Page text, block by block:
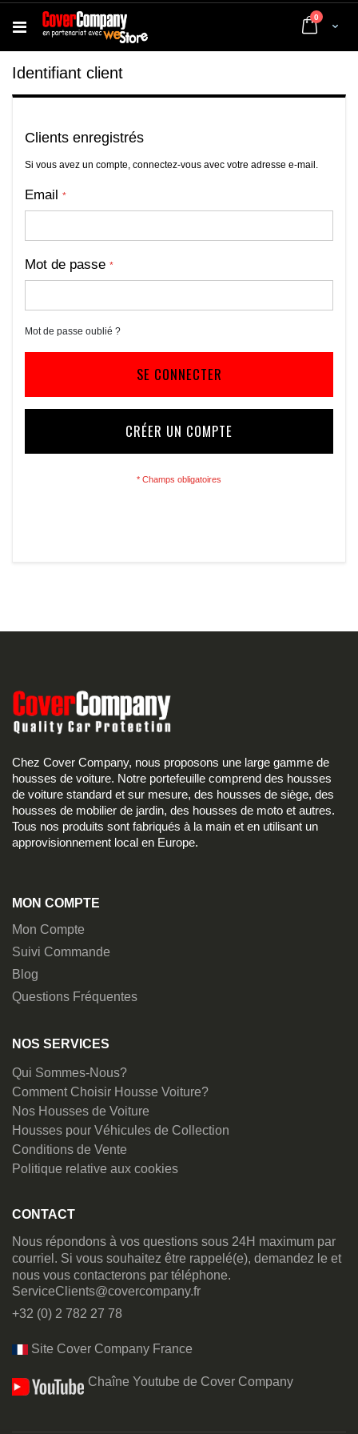
Cart
0 articles
Identifiant client
Clients enregistrés
Si vous avez un compte, connectez-vous avec votre adresse e-mail.
Email
Mot de passe
Mot de passe oublié ?
SE CONNECTER
CRÉER UN COMPTE
Chez Cover Company, nous proposons une large gamme de
housses de voiture. Notre portefeuille comprend des housses
de voiture standard et sur mesure, des housses de siège, des
housses de mobilier de jardin, des housses de moto et autres.
Tous nos produits sont fabriqués à la main et en utilisant un
approvisionnement local en Europe.
MON COMPTE
Mon Compte
Suivi Commande
Blog
Questions Fréquentes
NOS SERVICES
Qui Sommes-Nous?
Comment Choisir Housse Voiture?
Nos Housses de Voiture
Housses pour Véhicules de Collection
Conditions de Vente
Politique relative aux cookies
CONTACT
Nous répondons à vos questions sous 24H maximum par
courriel. Si vous souhaitez être rappelé(e), demandez le et
nous vous contacterons par téléphone.
ServiceClients@covercompany.fr
+32 (0) 2 782 27 78
Site Cover Company France
Chaîne Youtube de Cover Company